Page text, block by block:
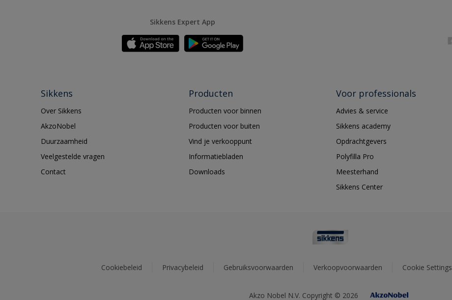
Sikkens Expert App
Sikkens
Over Sikkens
AkzoNobel
Duurzaamheid
Veelgestelde vragen
Contact
Producten
Producten voor binnen
Producten voor buiten
Vind je verkooppunt
Informatiebladen
Downloads
Voor professionals
Advies & service
Sikkens academy
Opdrachtgevers
Polyfilla Pro
Meesterhand
Sikkens Center
Cookiebeleid Privacybeleid Gebruiksvoorwaarden Verkoopvoorwaarden Cookie Settings
Akzo Nobel N.V. Copyright © 2026